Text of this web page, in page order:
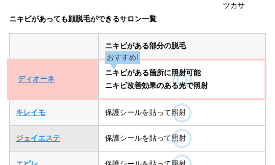
ツカサ
ニキビがあっても顔脱毛ができるサロン一覧
ニキビがある部分の脱毛
ディオーネ
おすすめ!
ニキビがある箇所に照射可能
ニキビ改善効果のある光で照射
キレイモ 保護シールを貼って照射
ジェイエステ 保護シールを貼って照射